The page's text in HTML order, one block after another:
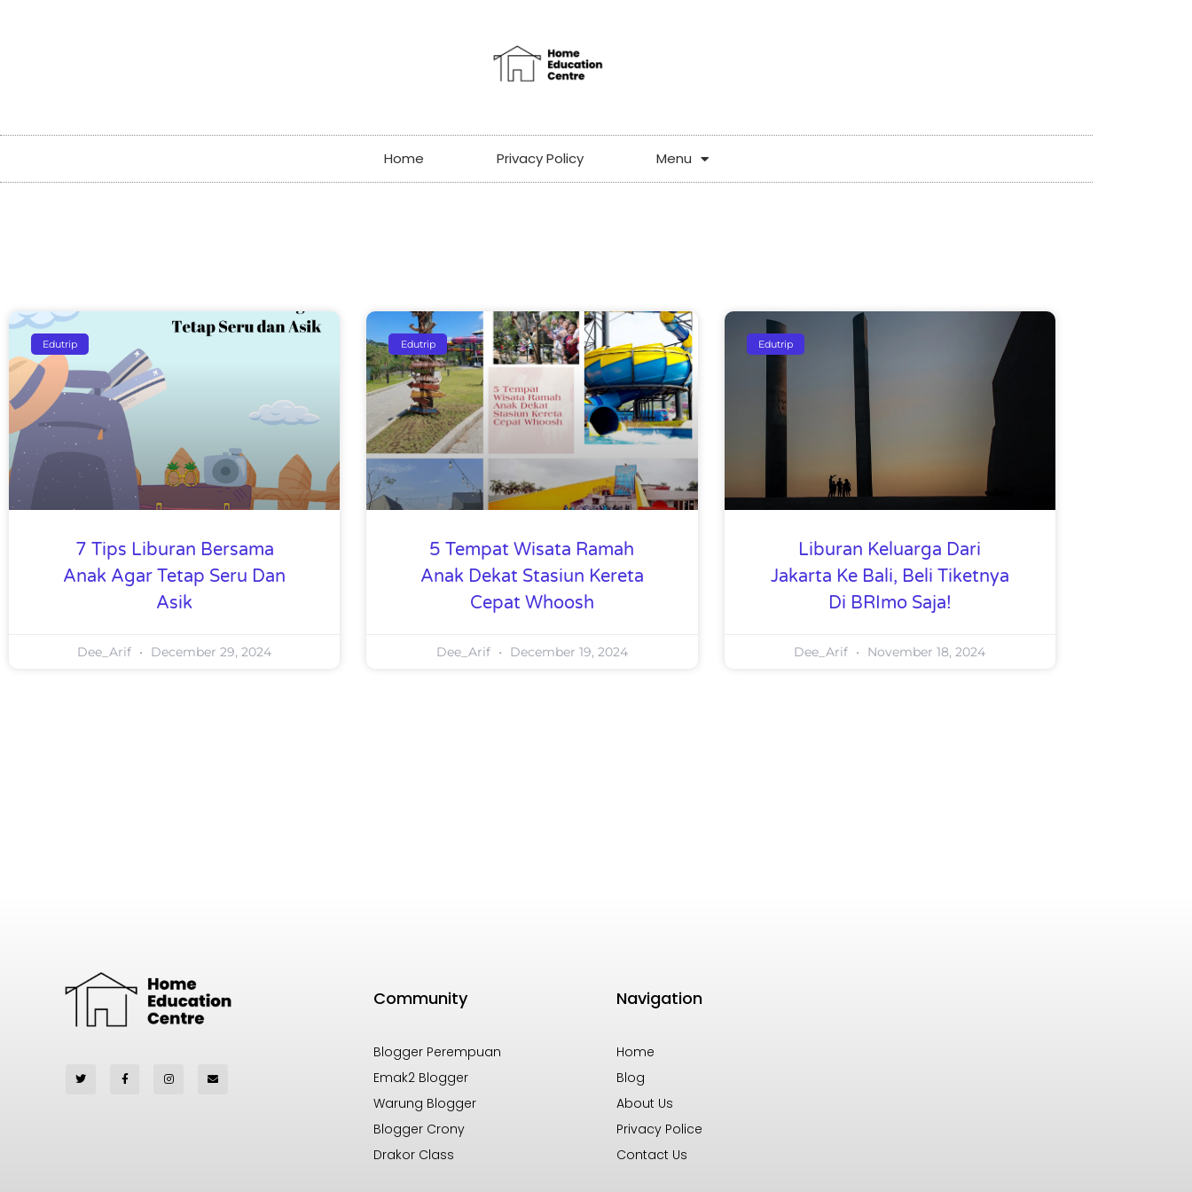
Home Privacy Policy Menu
Edutrip
7 Tips Liburan Bersama
Anak Agar Tetap Seru Dan
Asik
Dee_Arif December 29, 2024
Edutrip
5 Tempat Wisata Ramah
Anak Dekat Stasiun Kereta
Cepat Whoosh
Dee_Arif December 19, 2024
Edutrip
Liburan Keluarga Dari
Jakarta Ke Bali, Beli Tiketnya
Di BRImo Saja!
Dee_Arif November 18, 2024
Community
Blogger Perempuan
Emak2 Blogger
Warung Blogger
Blogger Crony
Drakor Class
Navigation
Home
Blog
About Us
Privacy Police
Contact Us